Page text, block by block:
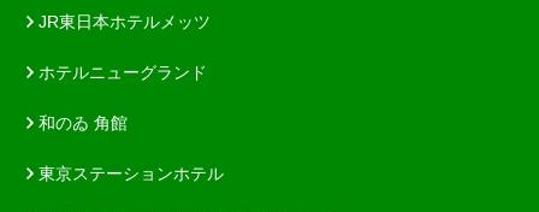
JR東日本ホテルメッツ
ホテルニューグランド
和のゐ 角館
東京ステーションホテル